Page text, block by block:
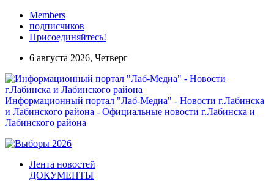
Members
подписчиков
Присоединяйтесь!
6 августа 2026, Четверг
Информационный портал "Лаб-Медиа" - Новости г.Лабинска
и Лабинского района - Официальные новости г.Лабинска и
Лабинского района
Лента новостей
ДОКУМЕНТЫ